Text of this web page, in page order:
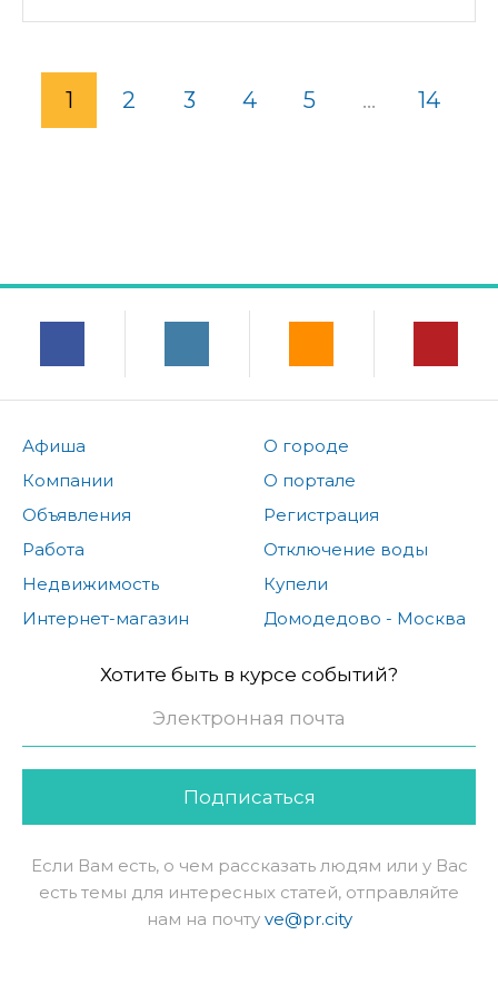
1 2 3 4 5 ... 14
Афиша
Компании
Объявления
Работа
Недвижимость
Интернет-магазин
О городе
О портале
Регистрация
Отключение воды
Купели
Домодедово - Москва
Хотите быть в курсе событий?
Подписаться
Если Вам есть, о чем рассказать людям или у Вас
есть темы для интересных статей, отправляйте
нам на почту ve@pr.city